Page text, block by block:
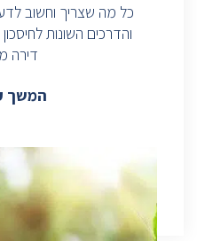
כל מה שצריך וחשוב
והדרכים השונות
דירה
המשך